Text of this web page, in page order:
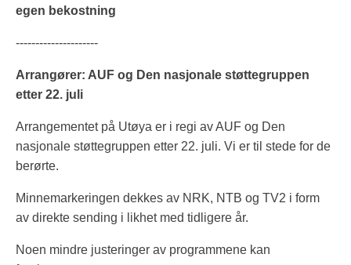
egen bekostning
---------------------
Arrangører: AUF og Den nasjonale støttegruppen
etter 22. juli
Arrangementet på Utøya er i regi av AUF og Den
nasjonale støttegruppen etter 22. juli. Vi er til stede for de
berørte.
Minnemarkeringen dekkes av NRK, NTB og TV2 i form
av direkte sending i likhet med tidligere år.
Noen mindre justeringer av programmene kan